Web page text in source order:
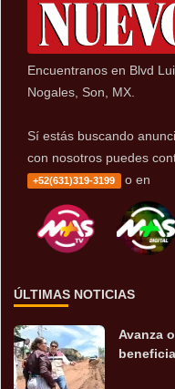
Encuentranos en Blvd
Nogales, Son, MX.
Sí estás buscando
con nosotros puedes
+52(631)319-3199 o en
ÚLTIMAS NOTICIAS
Avanza